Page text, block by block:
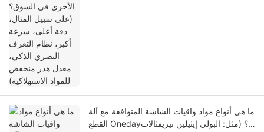
ما هي أنواع مواد واقيات الشاشة المتوافقة مع آلة
القطع Oneday؟ (مثل: البولي إيثيلين تيريفثالات